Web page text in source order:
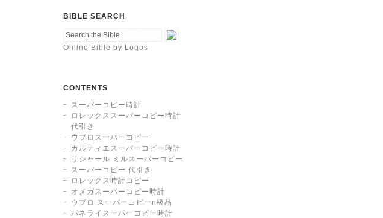
BIBLE SEARCH
Online Bible by Logos
CONTENTS
スーパーコピー時計
ロレックススーパーコピー時計
代引き
ウブロスーパーコピー
カルティエスーパーコピー時計
リシャール ミルスーパーコピー
スーパーコピー 代引き
ロレックス時計コピー
オメガスーパーコピー時計
ウブロ スーパーコピーn級品
パネライスーパーコピー時計